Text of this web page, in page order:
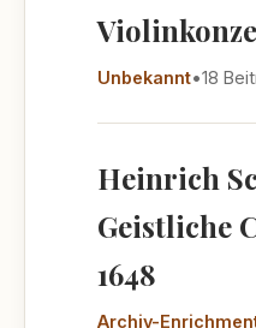
Unbekannt•18
Heinrich
Geistliche
1648
Archiv-